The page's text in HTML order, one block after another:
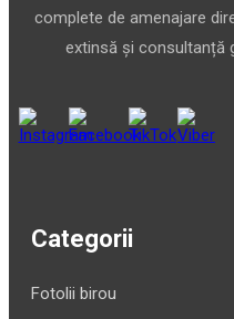
complete de amenajare
extinsă și consultanță
Categorii
Fotolii birou